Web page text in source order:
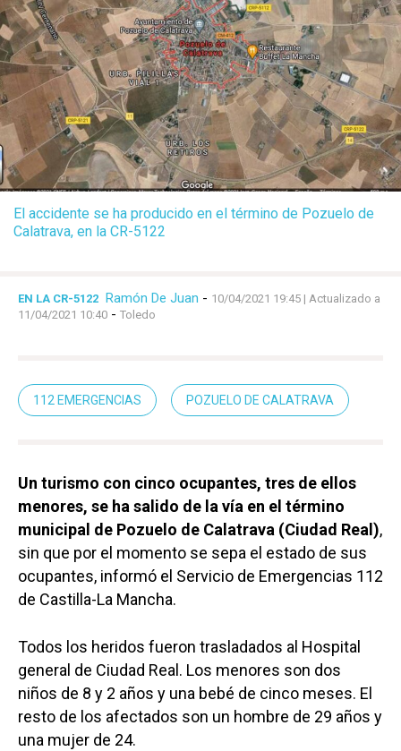
El accidente se ha producido en el término de Pozuelo de
Calatrava, en la CR-5122
EN LA CR-5122 Ramón De Juan - 10/04/2021 19:45 | Actualizado a
11/04/2021 10:40 - Toledo
112 EMERGENCIAS POZUELO DE CALATRAVA
Un turismo con cinco ocupantes, tres de ellos
menores, se ha salido de la vía en el término
municipal de Pozuelo de Calatrava (Ciudad Real),
sin que por el momento se sepa el estado de sus
ocupantes, informó el Servicio de Emergencias 112
de Castilla-La Mancha.
Todos los heridos fueron trasladados al Hospital
general de Ciudad Real. Los menores son dos
niños de 8 y 2 años y una bebé de cinco meses. El
resto de los afectados son un hombre de 29 años y
una mujer de 24.